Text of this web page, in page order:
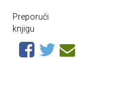
Preporuči
knjigu